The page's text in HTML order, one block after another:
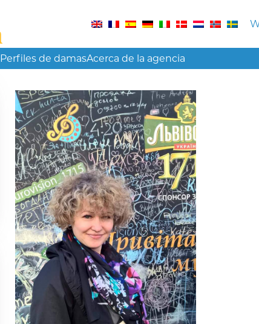
Perfiles de damasAcerca de la agencia